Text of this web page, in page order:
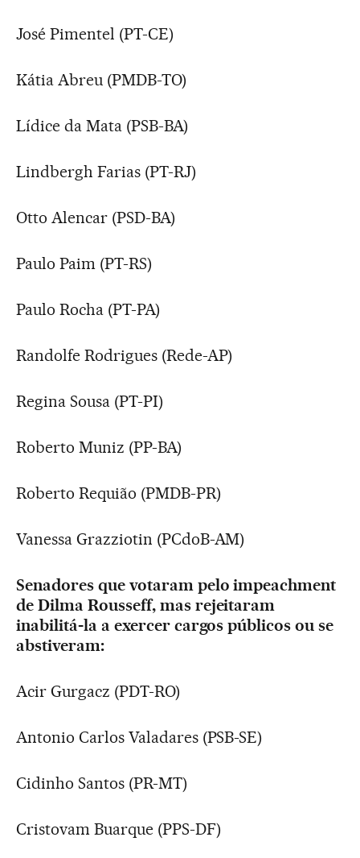
José Pimentel (PT-CE)
Kátia Abreu (PMDB-TO)
Lídice da Mata (PSB-BA)
Lindbergh Farias (PT-RJ)
Otto Alencar (PSD-BA)
Paulo Paim (PT-RS)
Paulo Rocha (PT-PA)
Randolfe Rodrigues (Rede-AP)
Regina Sousa (PT-PI)
Roberto Muniz (PP-BA)
Roberto Requião (PMDB-PR)
Vanessa Grazziotin (PCdoB-AM)
Senadores que votaram pelo impeachment
de Dilma Rousseff, mas rejeitaram
inabilitá-la a exercer cargos públicos ou se
abstiveram:
Acir Gurgacz (PDT-RO)
Antonio Carlos Valadares (PSB-SE)
Cidinho Santos (PR-MT)
Cristovam Buarque (PPS-DF)